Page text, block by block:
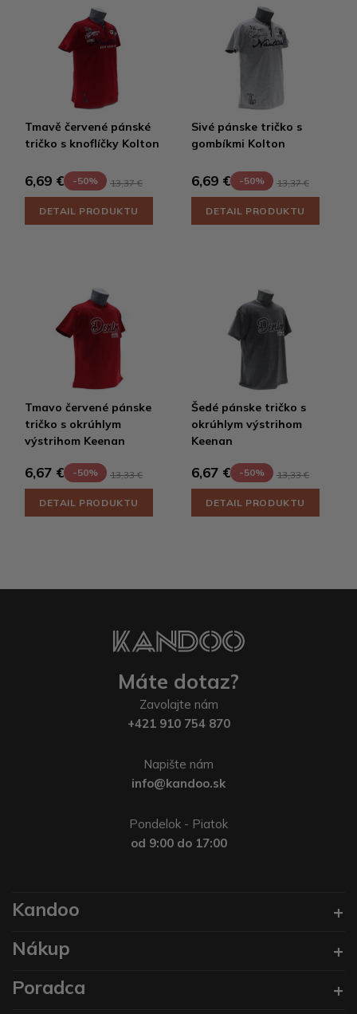
Tmavě červené pánské
tričko s knoflíčky Kolton
6,69 € -50% 13,37 €
DETAIL PRODUKTU
Sivé pánske tričko s
gombíkmi Kolton
6,69 € -50% 13,37 €
DETAIL PRODUKTU
Tmavo červené pánske
tričko s okrúhlym
výstrihom Keenan
6,67 € -50% 13,33 €
DETAIL PRODUKTU
Šedé pánske tričko s
okrúhlym výstrihom
Keenan
6,67 € -50% 13,33 €
DETAIL PRODUKTU
Máte dotaz?
Zavolajte nám
+421 910 754 870
Napište nám
info@kandoo.sk
Pondelok - Piatok
od 9:00 do 17:00
Kandoo
Nákup
Poradca